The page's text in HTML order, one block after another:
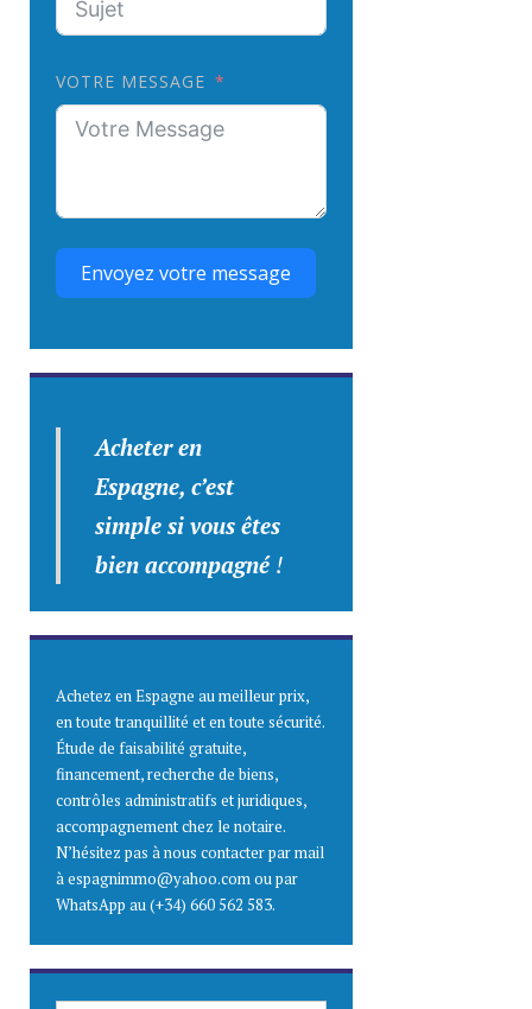
VOTRE MESSAGE
Envoyez votre message
Acheter en
Espagne, c’est
simple si vous êtes
bien accompagné!
Achetez en Espagne au meilleur prix,
en toute tranquillité et en toute sécurité.
Étude de faisabilité gratuite,
financement, recherche de biens,
contrôles administratifs et juridiques,
accompagnement chez le notaire.
N’hésitez pas à nous contacter par mail
à espagnimmo@yahoo.com ou par
WhatsApp au (+34) 660 562 583.
SAISISSEZ ICI VOTRE ADRESSE E-MAIL